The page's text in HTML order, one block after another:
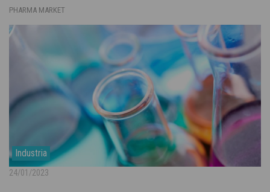
PHARMA MARKET
Industria
24/01/2023